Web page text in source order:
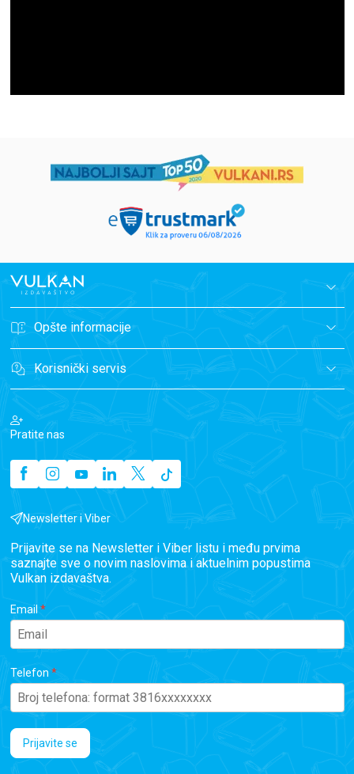
Opšte informacije
Korisnički servis
Pratite nas
Newsletter i Viber
Prijavite se na Newsletter i Viber listu i među prvima
saznajte sve o novim naslovima i aktuelnim popustima
Vulkan izdavaštva.
Email
Telefon
Prijavite se